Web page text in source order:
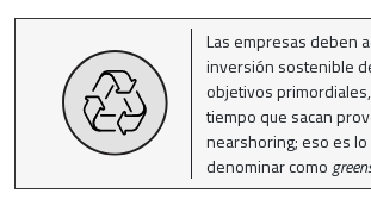
Las empresas deben
inversión sostenible
objetivos
tiempo que sacan
nearshoring; eso es
denominar como